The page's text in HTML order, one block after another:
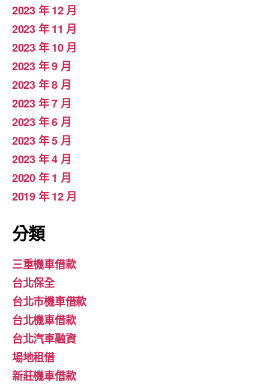
2023 年 12 月
2023 年 11 月
2023 年 10 月
2023 年 9 月
2023 年 8 月
2023 年 7 月
2023 年 6 月
2023 年 5 月
2023 年 4 月
2020 年 1 月
2019 年 12 月
分類
三重機車借款
台北保全
台北市機車借款
台北機車借款
台北汽車融資
場地租借
新莊機車借款